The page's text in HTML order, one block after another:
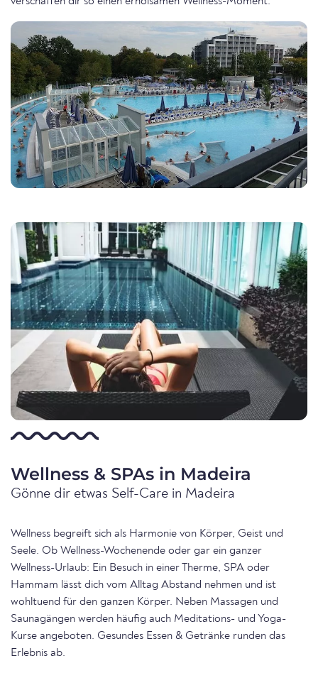
Wellness & SPAs in Madeira
Gönne dir etwas Self-Care in Madeira
Wellness begreift sich als Harmonie von Körper, Geist und
Seele. Ob Wellness-Wochenende oder gar ein ganzer
Wellness-Urlaub: Ein Besuch in einer Therme, SPA oder
Hammam lässt dich vom Alltag Abstand nehmen und ist
wohltuend für den ganzen Körper. Neben Massagen und
Saunagängen werden häufig auch Meditations- und Yoga-
Kurse angeboten. Gesundes Essen & Getränke runden das
Erlebnis ab.